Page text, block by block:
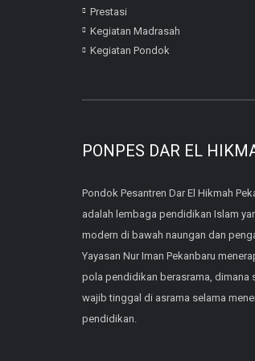
Prestasi
Kegiatan Madrasah
Kegiatan Pondok
PONPES DAR EL
Pondok Pesantren Dar El Hikmah
adalah lembaga pendidikan Islam
modern di bawah naungan dan
Yayasan Nur Iman Pekanbaru
pola pendidikan berasrama, dimana
wajib tinggal di asrama selama
pendidikan.